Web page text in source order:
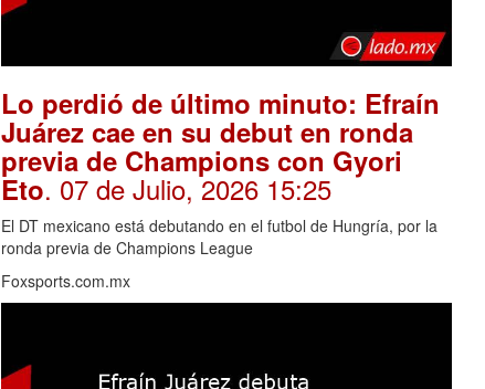
Lo perdió de último minuto: Efraín
Juárez cae en su debut en ronda
previa de Champions con Gyori
Eto. 07 de Julio, 2026 15:25
El DT mexicano está debutando en el futbol de Hungría, por la
ronda previa de Champions League
Foxsports.com.mx